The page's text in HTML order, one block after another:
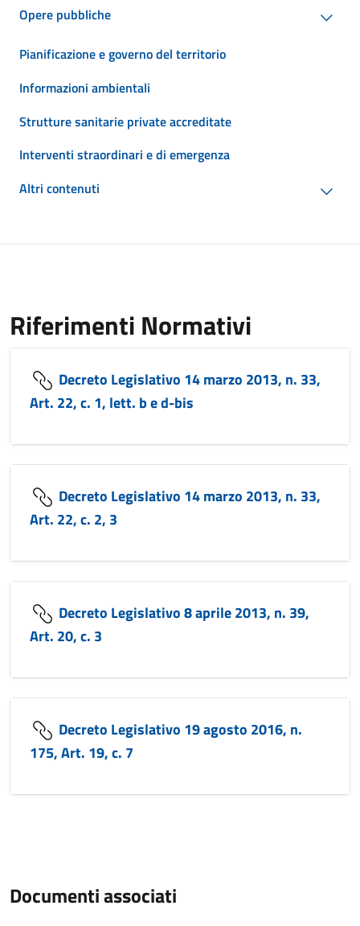
Opere pubbliche
Pianificazione e governo del territorio
Informazioni ambientali
Strutture sanitarie private accreditate
Interventi straordinari e di emergenza
Altri contenuti
Riferimenti Normativi
Decreto Legislativo 14 marzo 2013, n. 33,
Art. 22, c. 1, lett. b e d-bis
Decreto Legislativo 14 marzo 2013, n. 33,
Art. 22, c. 2, 3
Decreto Legislativo 8 aprile 2013, n. 39,
Art. 20, c. 3
Decreto Legislativo 19 agosto 2016, n.
175, Art. 19, c. 7
Documenti associati